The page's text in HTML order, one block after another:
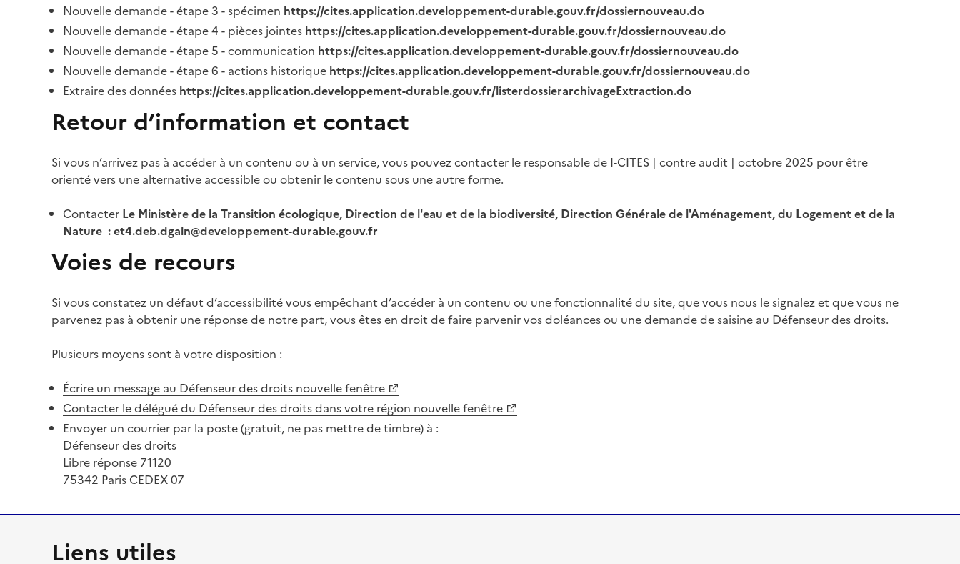
Nouvelle demande - étape 3 - spécimen https://cites.application.developpement-durable.gouv.fr/dossiernouveau.do
Nouvelle demande - étape 4 - pièces jointes https://cites.application.developpement-durable.gouv.fr/dossiernouveau.do
Nouvelle demande - étape 5 - communication https://cites.application.developpement-durable.gouv.fr/dossiernouveau.do
Nouvelle demande - étape 6 - actions historique https://cites.application.developpement-durable.gouv.fr/dossiernouveau.do
Extraire des données https://cites.application.developpement-durable.gouv.fr/listerdossierarchivageExtraction.do
Retour d’information et contact
Si vous n’arrivez pas à accéder à un contenu ou à un service, vous pouvez contacter le responsable de I-CITES | contre audit | octobre 2025 pour être
orienté vers une alternative accessible ou obtenir le contenu sous une autre forme.
Contacter Le Ministère de la Transition écologique, Direction de l'eau et de la biodiversité, Direction Générale de l'Aménagement, du Logement et de la
Nature : et4.deb.dgaln@developpement-durable.gouv.fr
Voies de recours
Si vous constatez un défaut d’accessibilité vous empêchant d’accéder à un contenu ou une fonctionnalité du site, que vous nous le signalez et que vous ne
parvenez pas à obtenir une réponse de notre part, vous êtes en droit de faire parvenir vos doléances ou une demande de saisine au Défenseur des droits.
Plusieurs moyens sont à votre disposition :
Écrire un message au Défenseur des droits nouvelle fenêtre
Contacter le délégué du Défenseur des droits dans votre région nouvelle fenêtre
Envoyer un courrier par la poste (gratuit, ne pas mettre de timbre) à :
Défenseur des droits
Libre réponse 71120
75342 Paris CEDEX 07
Liens utiles